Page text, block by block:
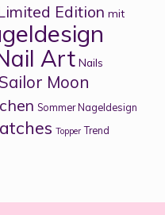
Edition mit
Art Nails
Sailor Moon
Sommer Nageldesign
Topper Trend